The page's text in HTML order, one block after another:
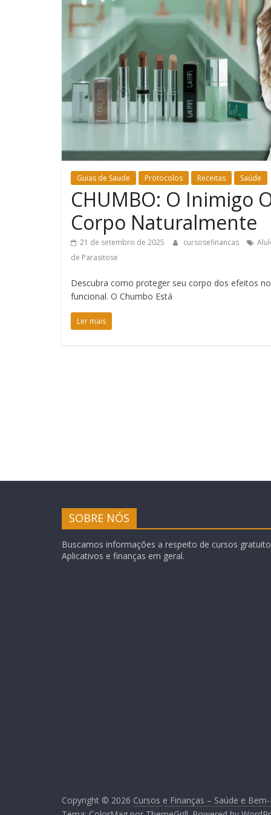
Guias de Saude Protocolos Receitas Saúde
CHUMBO: O Inimigo
Corpo Naturalmente
21 de setembro de 2025 cursosefinancas
de Parasitose
Descubra como proteger seu corpo dos efeitos
funcional. O Chumbo Está
Ler mais
SOBRE NÓS
Buscamos informações a respeito de cursos
Aplicativos e finanças em geral.
Copyright © 2026 Cursos e Finanças – Saúde e